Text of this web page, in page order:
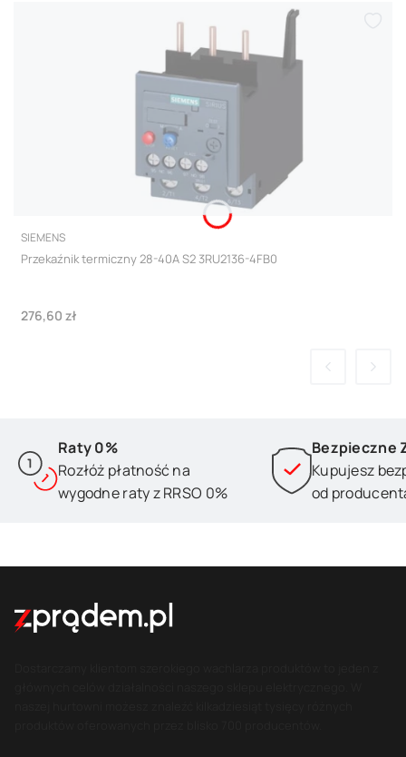
PRODUCENT
SIEMENS
Przekaźnik termiczny 28-40A S2 3RU2136-4FB0
Cena
276,60 zł
Raty 0%
Rozłóż płatność na
wygodne raty z RRSO 0%
Bezpieczne
Kupujesz
od